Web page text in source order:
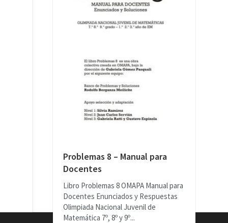
Problemas 8 – Manual para
Docentes
Libro Problemas 8 OMAPA Manual para
Docentes Enunciados y Respuestas
Olimpiada Nacional Juvenil de
Matemática 7º, 8º y 9º...